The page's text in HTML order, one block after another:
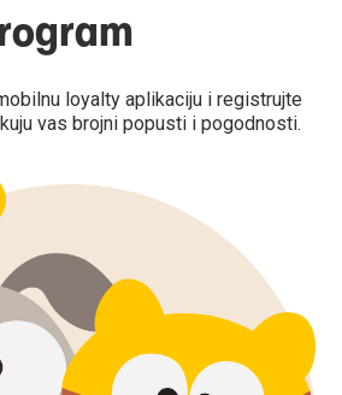
loyalty aplikaciju i registrujte
vas brojni popusti i pogodnosti.